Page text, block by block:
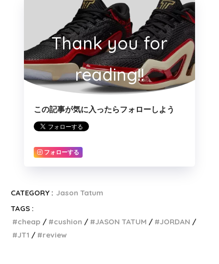
Thank you for
reading!!
この記事が気に入ったらフォローしよう
フォローする
CATEGORY : Jason Tatum
TAGS :
cheap
cushion JASON TATUM
JORDAN
JT1
review